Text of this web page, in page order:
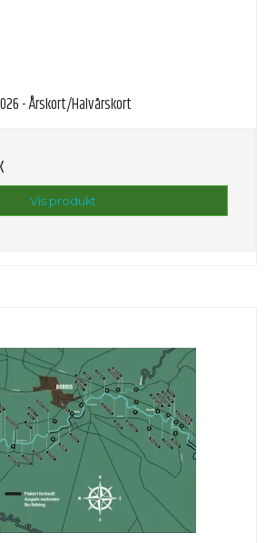
- Årskort/Halvårskort
Vis produkt